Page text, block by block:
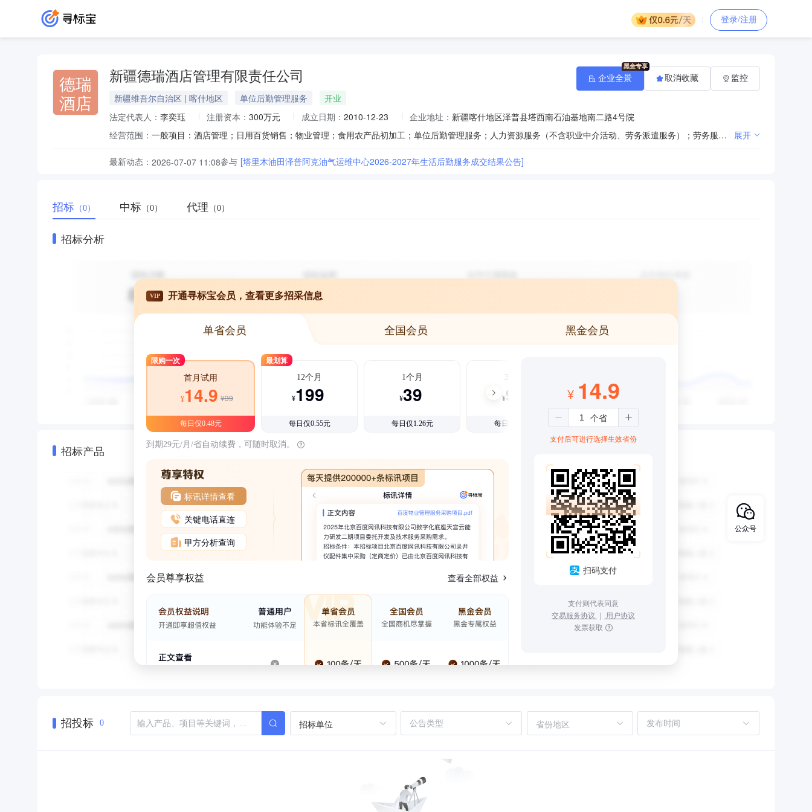
登录/注册
德瑞
酒店
新疆德瑞酒店管理有限责任公司
新疆维吾尔自治区 | 喀什地区 单位后勤管理服务
开业
法定代表人： 李奕珏 注册资本： 300万元 成立日期： 2010-12-23 企业地址： 新疆喀什地区泽普县塔西南石油基地南二路4号院
经营范围：
一般项目：酒店管理；日用百货销售；物业管理；食用农产品初加工；单位后勤管理服务；人力资源服务（不含职业中介活动、劳务派遣服务）；劳务服务（不含劳务派遣）；会议及展览服务（出国办展须经相关部门审批）；礼仪服务；洗车服务；家政服务；普通货物仓储服务（不含危险化学品等需许可审批的项目）；城市绿化管理；住房租赁；非居住房地产租赁；食用农产品批发；鲜肉批发；鲜蛋批发；新鲜水果批发；新鲜蔬菜批发；水产品零售；鲜蛋零售；鲜肉零售；未经加工的坚果、干果销售；专业保洁、清洗、消毒服务；初级农产品收购；食品互联网销售（仅销售预包装食品）；停车场服务。（除依法须经批准的项目外，凭营业执照依法自主开展经营活动）许可项目：餐饮服务；住宿服务；烟草制品零售；食品销售；酒类经营。（依法须经批准的项目，经相关部门批准后方可开展经营活动，具体经营项目以相关部门批准文件或许可证件为准） 展开
最新动态： 2026-07-07 11:08参与 [塔里木油田泽普阿克油气运维中心2026-2027年生活后勤服务成交结果公告]
企业全景 取消收藏 监控
招标 （0） 中标 （0） 代理 （0）
招标分析
招标产品
VIP 开通寻标宝会员，查看更多招采信息
单省会员 全国会员 黑金会员
限购一次
首月试用
¥14.9 ¥39
每日仅0.48元
最划算
12个月
¥199
每日仅0.55元
1个月
¥39
每日仅1.26元
3个月
¥99
每日仅1.08元
到期29元/月/省自动续费，可随时取消。
标讯详情查看
关键电话直连
甲方分析查询
会员尊享权益 查看全部权益
¥ 14.9
支付后可进行选择生效省份
扫码支付
支付则代表同意
交易服务协议 ｜ 用户协议
发票获取
招投标 0 招标单位 省份地区
公众号